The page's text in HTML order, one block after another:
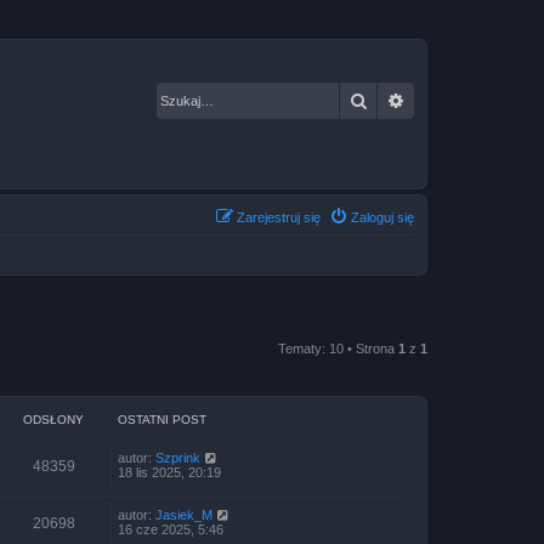
Szukaj
Zaloguj się
Zarejestruj się
Tematy: 10 • Strona 1 z 1
ODSŁONY OSTATNI POST
48359 autor: Szprink
18 lis 2025, 20:19
20698 autor: Jasiek_M
16 cze 2025, 5:46